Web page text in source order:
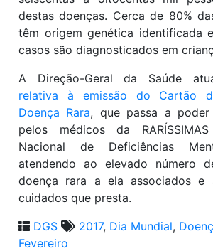
destas doenças. Cerca de 80%
têm origem genética identificada
casos são diagnosticados em
A Direção-Geral da Saúde
relativa à emissão do Cartão
Doença Rara, que passa a poder
pelos médicos da
Nacional de Deficiências
atendendo ao elevado número
doença rara a ela associados e
cuidados que presta.
DGS
2017, Dia Mundial,
Fevereiro